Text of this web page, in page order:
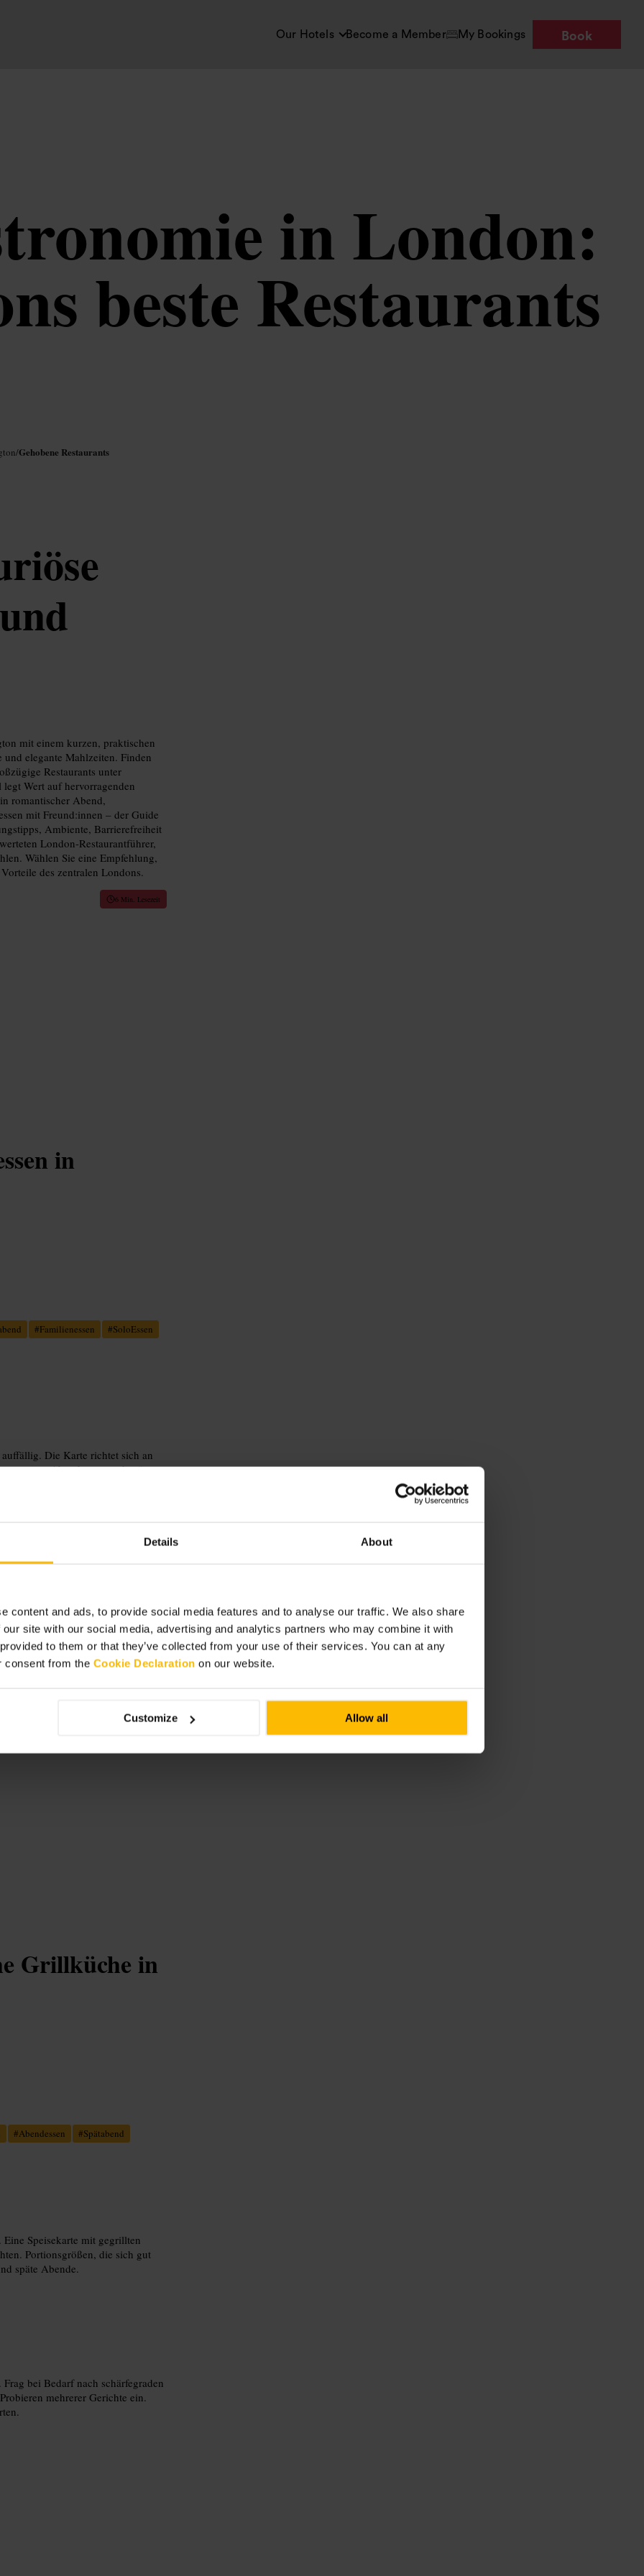
Details About
content and ads, to provide social media features and to analyse our traffic. We also share
site with our social media, advertising and analytics partners who may combine it with
to them or that they’ve collected from your use of their services. You can at any
consent from the Cookie Declaration on our website.
Customize Allow all
Our Hotels Become a Member My Bookings Book
in London:
beste Restaurants
/Gehobene Restaurants
mit einem kurzen, praktischen
elegante Mahlzeiten. Finden
Restaurants unter
Wert auf hervorragenden
romantischer Abend,
mit Freund:innen – der Guide
Ambiente, Barrierefreiheit
London-Restaurantführer,
Wählen Sie eine Empfehlung,
des zentralen Londons.
6 Min. Lesezeit
in
#Familienessen #SoloEssen
Die Karte richtet sich an
gut zu Abendessen und späteren
Erwähnen Sie bei der
oder Kinderstühle. Nehmen
zu sichern.
x
Grillküche in
#Abendessen #Spätabend
Speisekarte mit gegrillten
Portionsgrößen, die sich gut
späte Abende.
bei Bedarf nach schärfegraden
mehrerer Gerichte ein.